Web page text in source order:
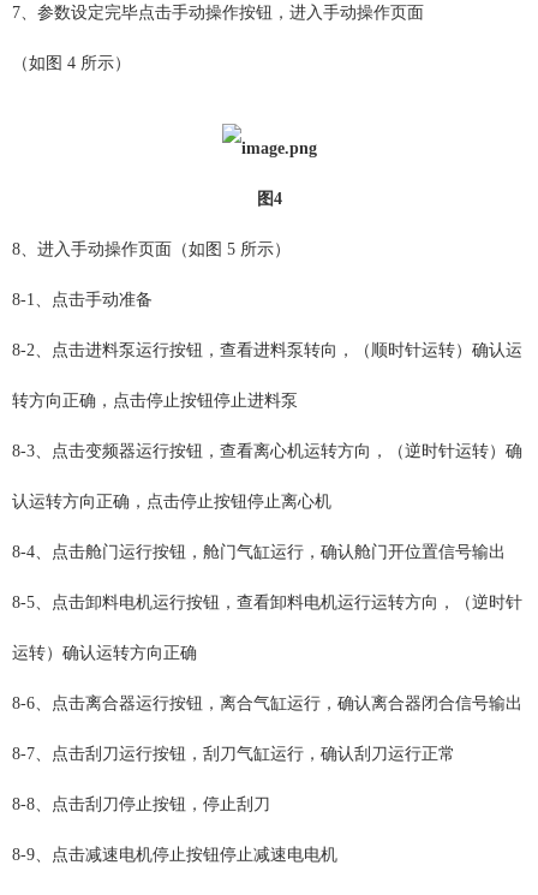
7、参数设定完毕点击手动操作按钮，进入手动操作页面
（如图 4 所示）
图4
8、进入手动操作页面（如图 5 所示）
8-1、点击手动准备
8-2、点击进料泵运行按钮，查看进料泵转向，（顺时针运转）确认运
转方向正确，点击停止按钮停止进料泵
8-3、点击变频器运行按钮，查看离心机运转方向，（逆时针运转）确
认运转方向正确，点击停止按钮停止离心机
8-4、点击舱门运行按钮，舱门气缸运行，确认舱门开位置信号输出
8-5、点击卸料电机运行按钮，查看卸料电机运行运转方向，（逆时针
运转）确认运转方向正确
8-6、点击离合器运行按钮，离合气缸运行，确认离合器闭合信号输出
8-7、点击刮刀运行按钮，刮刀气缸运行，确认刮刀运行正常
8-8、点击刮刀停止按钮，停止刮刀
8-9、点击减速电机停止按钮停止减速电电机